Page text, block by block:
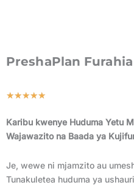
PreshaPlan Furahia
★★★★★
out
of
Karibu kwenye Huduma Yetu
Wajawazito na Baada ya
Je, wewe ni mjamzito au
Tunakuletea huduma ya